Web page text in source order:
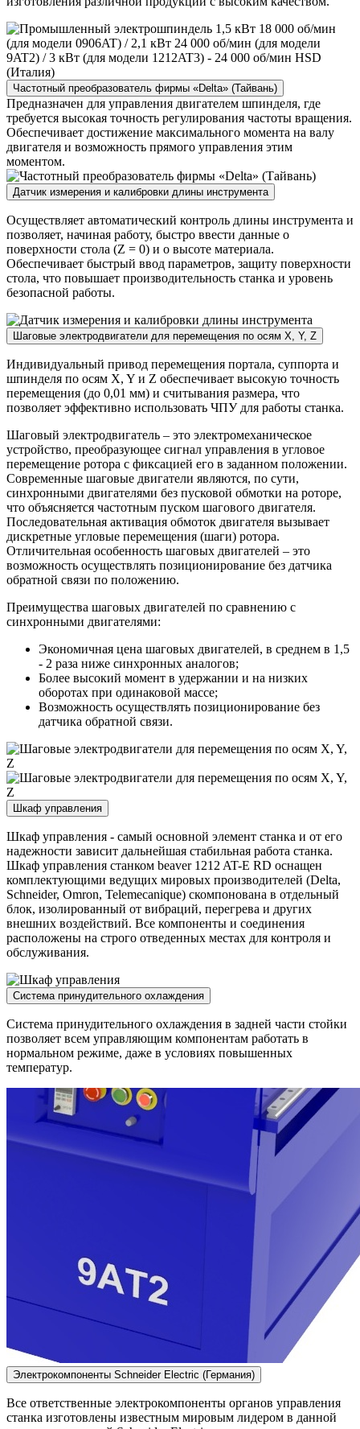
Частотный преобразователь фирмы «Delta» (Тайвань)
Предназначен для управления двигателем шпинделя, где
требуется высокая точность регулирования частоты вращения.
Обеспечивает достижение максимального момента на валу
двигателя и возможность прямого управления этим
моментом.
Датчик измерения и калибровки длины инструмента
Осуществляет автоматический контроль длины инструмента и
позволяет, начиная работу, быстро ввести данные о
поверхности стола (Z = 0) и о высоте материала.
Обеспечивает быстрый ввод параметров, защиту поверхности
стола, что повышает производительность станка и уровень
безопасной работы.
Шаговые электродвигатели для перемещения по осям X, Y, Z
Индивидуальный привод перемещения портала, суппорта и
шпинделя по осям X, Y и Z обеспечивает высокую точность
перемещения (до 0,01 мм) и считывания размера, что
позволяет эффективно использовать ЧПУ для работы станка.
Шаговый электродвигатель – это электромеханическое
устройство, преобразующее сигнал управления в угловое
перемещение ротора с фиксацией его в заданном положении.
Современные шаговые двигатели являются, по сути,
синхронными двигателями без пусковой обмотки на роторе,
что объясняется частотным пуском шагового двигателя.
Последовательная активация обмоток двигателя вызывает
дискретные угловые перемещения (шаги) ротора.
Отличительная особенность шаговых двигателей – это
возможность осуществлять позиционирование без датчика
обратной связи по положению.
Преимущества шаговых двигателей по сравнению с
синхронными двигателями:
Экономичная цена шаговых двигателей, в среднем в 1,5
- 2 раза ниже синхронных аналогов;
Более высокий момент в удержании и на низких
оборотах при одинаковой массе;
Возможность осуществлять позиционирование без
датчика обратной связи.
Шкаф управления
Шкаф управления - самый основной элемент станка и от его
надежности зависит дальнейшая стабильная работа станка.
Шкаф управления станком beaver 1212 AT-E RD оснащен
комплектующими ведущих мировых производителей (Delta,
Schneider, Omron, Telemecanique) скомпонована в отдельный
блок, изолированный от вибраций, перегрева и других
внешних воздействий. Все компоненты и соединения
расположены на строго отведенных местах для контроля и
обслуживания.
Система принудительного охлаждения
Система принудительного охлаждения в задней части стойки
позволяет всем управляющим компонентам работать в
нормальном режиме, даже в условиях повышенных
температур.
Электрокомпоненты Schneider Electric (Германия)
Все ответственные электрокомпоненты органов управления
станка изготовлены известным мировым лидером в данной